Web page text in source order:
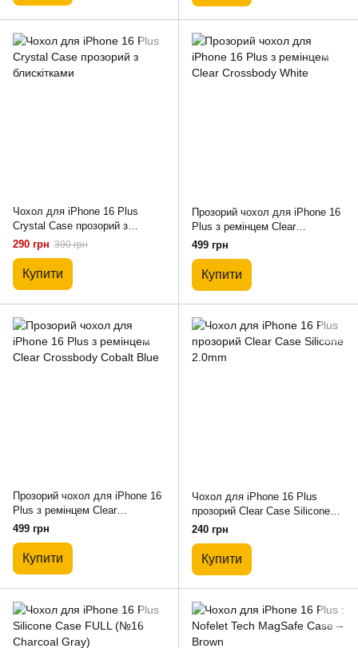
Чохол для iPhone 16 Plus
Crystal Case прозорий з
блискітками
290 грн 390 грн
Купити
Прозорий чохол для iPhone 16
Plus з ремінцем Clear
Crossbody White
499 грн
Купити
Прозорий чохол для iPhone 16
Plus з ремінцем Clear
Crossbody Cobalt Blue
499 грн
Купити
Чохол для iPhone 16 Plus
прозорий Clear Case Silicone
2.0mm
240 грн
Купити